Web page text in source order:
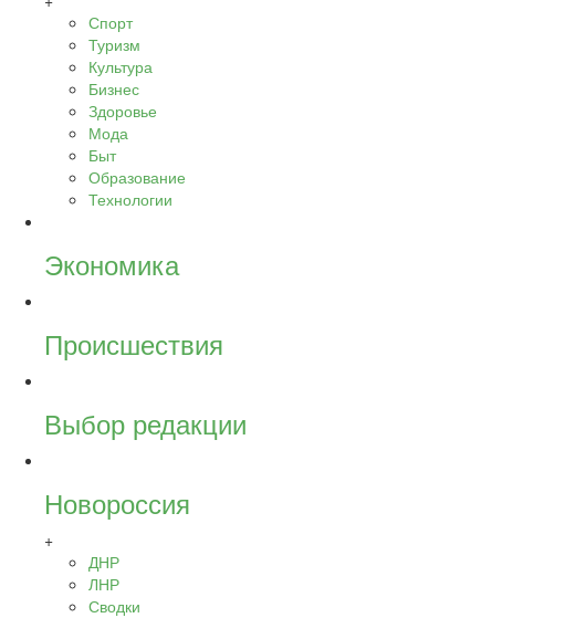
Спорт
Туризм
Культура
Бизнес
Здоровье
Мода
Быт
Образование
Технологии
Экономика
Происшествия
Выбор редакции
Новороссия
+
ДНР
ЛНР
Сводки